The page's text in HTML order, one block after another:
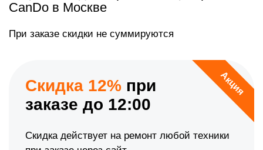
CanDo в Москве
При заказе скидки не суммируются
Акция
Скидка 12% при
заказе до 12:00
Скидка действует на ремонт любой техники